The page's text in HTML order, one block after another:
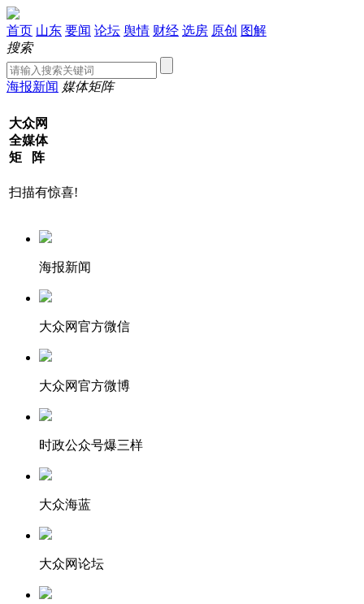
首页 山东 要闻 论坛 舆情 财经 选房 原创 图解
搜索
海报新闻 媒体矩阵
大众网
全媒体
矩 阵
扫描有惊喜!
海报新闻
大众网官方微信
大众网官方微博
时政公众号爆三样
大众海蓝
大众网论坛